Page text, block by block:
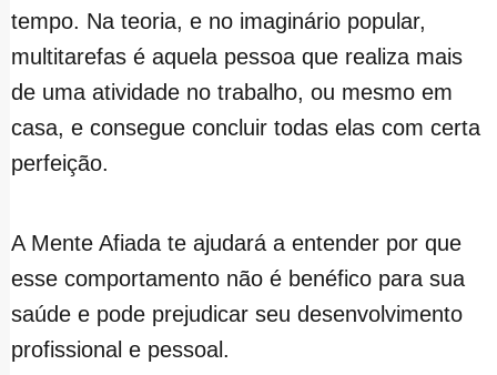
tempo. Na teoria, e no imaginário popular,
multitarefas é aquela pessoa que realiza mais
de uma atividade no trabalho, ou mesmo em
casa, e consegue concluir todas elas com certa
perfeição.
A Mente Afiada te ajudará a entender por que
esse comportamento não é benéfico para sua
saúde e pode prejudicar seu desenvolvimento
profissional e pessoal.